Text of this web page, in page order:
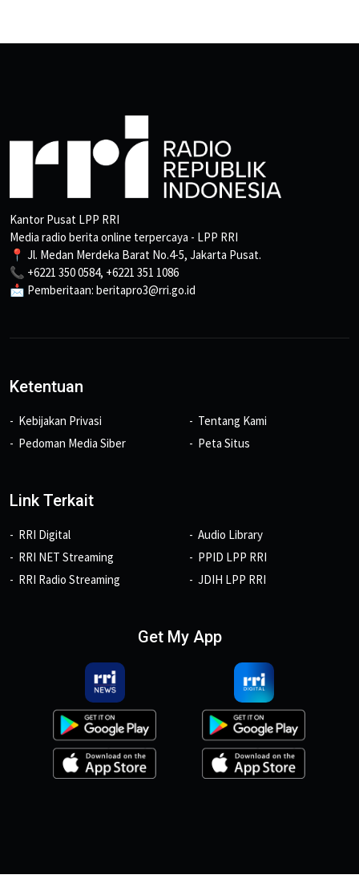
Kantor Pusat LPP RRI
Media radio berita online terpercaya - LPP RRI
📍 Jl. Medan Merdeka Barat No.4-5, Jakarta Pusat.
📞 +6221 350 0584, +6221 351 1086
📩 Pemberitaan: beritapro3@rri.go.id
Ketentuan
Kebijakan Privasi
Pedoman Media Siber
Tentang Kami
Peta Situs
Link Terkait
RRI Digital
RRI NET Streaming
RRI Radio Streaming
Audio Library
PPID LPP RRI
JDIH LPP RRI
Get My App